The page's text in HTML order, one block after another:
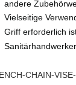
andere
Vielseitige
Griff erforderlich
CHAIN-